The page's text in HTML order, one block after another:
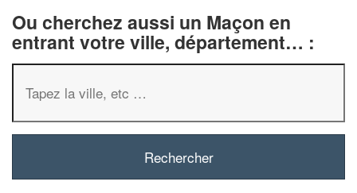
Ou cherchez aussi un Maçon en
entrant votre ville, département… :